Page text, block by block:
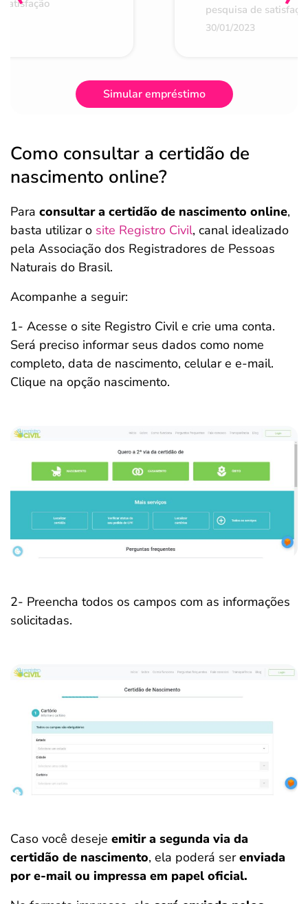
pesquisa de
30/01/2023
Simular empréstimo
Como consultar a certidão de
nascimento online?
Para consultar a certidão de nascimento online,
basta utilizar o site Registro Civil, canal idealizado
pela Associação dos Registradores de Pessoas
Naturais do Brasil.
Acompanhe a seguir:
1- Acesse o site Registro Civil e crie uma conta.
Será preciso informar seus dados como nome
completo, data de nascimento, celular e e-mail.
Clique na opção nascimento.
2- Preencha todos os campos com as informações
solicitadas.
Caso você deseje emitir a segunda via da
certidão de nascimento, ela poderá serenviada
por e-mail ou impressa em papel oficial.